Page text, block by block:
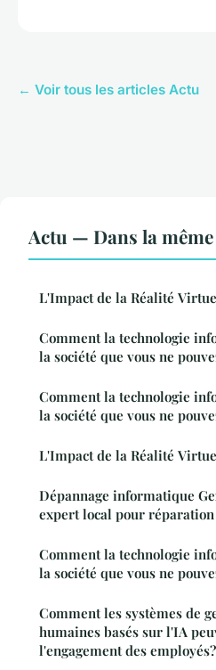
← Voir tous les articles Actu
Actu — Dans la
L'Impact de la Réalité
Comment la technologie
la société que vous ne
Comment la technologie
la société que vous ne
L'Impact de la Réalité
Dépannage informatique
expert local pour
Comment la technologie
la société que vous ne
Comment les systèmes de
humaines basés sur l'IA
l'engagement des employés?